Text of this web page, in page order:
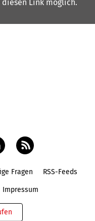
Link möglich.
Fragen RSS-Feeds
Impressum